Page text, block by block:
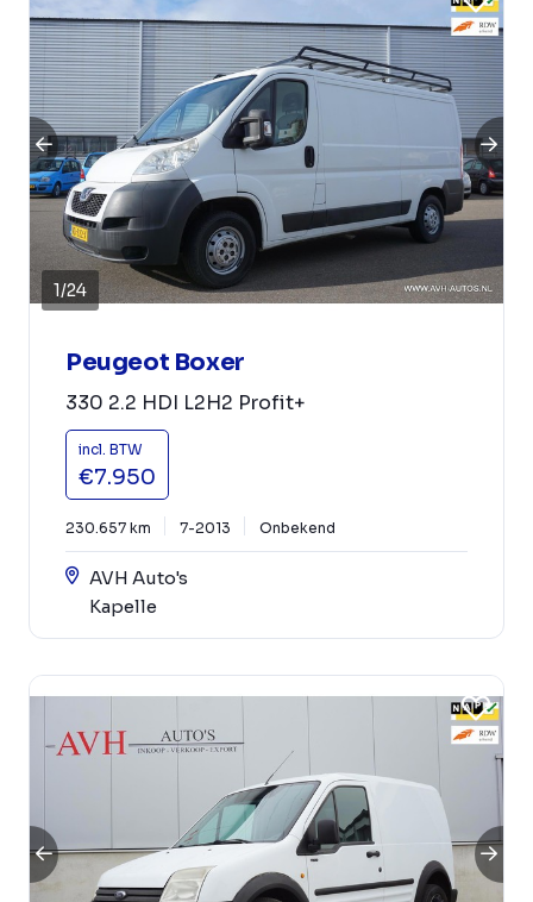
1/24
Peugeot Boxer
330 2.2 HDI L2H2 Profit+
incl. BTW
€7.950
230.657 km 7-2013 Onbekend
AVH Auto's
Kapelle